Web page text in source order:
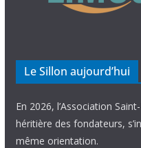
Le Sillon aujourd’hui
En 2026, l’Association
héritière des fondateurs,
même orientation.